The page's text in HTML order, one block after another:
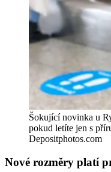
Šokující novinka u
pokud letíte jen s
Depositphotos.com
Nové rozměry platí